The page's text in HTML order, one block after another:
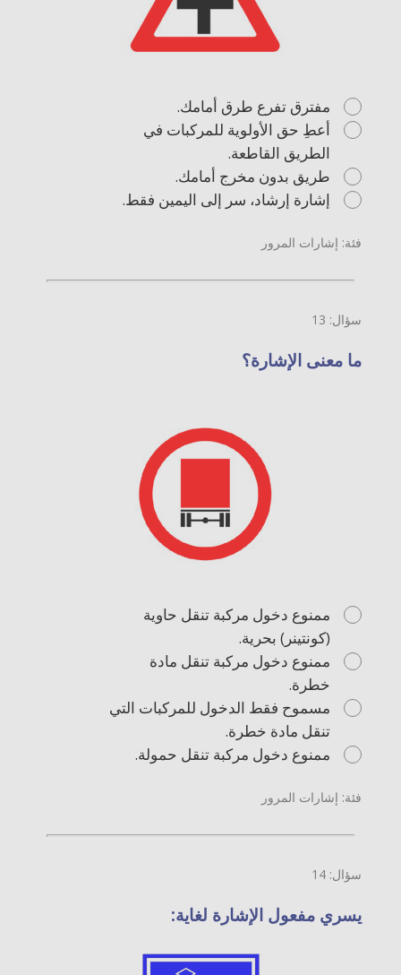
مفترق تفرع طرق أمامك.
أعطِ حق الأولوية للمركبات في
الطريق القاطعة.
طريق بدون مخرج أمامك.
إشارة إرشاد، سر إلى اليمين فقط.
فئة: إشارات المرور
سؤال: 13
ما معنى الإشارة؟
ممنوع دخول مركبة تنقل حاوية
(كونتينر) بحرية.
ممنوع دخول مركبة تنقل مادة
خطرة.
مسموح فقط الدخول للمركبات التي
تنقل مادة خطرة.
ممنوع دخول مركبة تنقل حمولة.
فئة: إشارات المرور
سؤال: 14
يسري مفعول الإشارة لغاية: